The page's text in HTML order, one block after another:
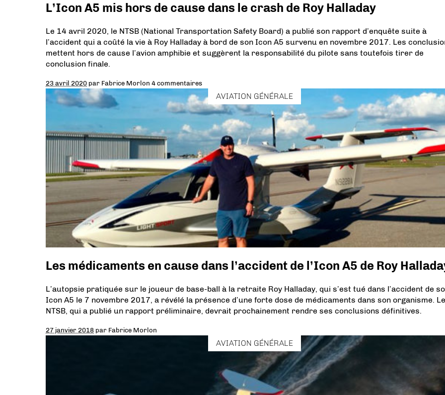
L’Icon A5 mis hors de cause dans le crash de Roy Halladay
Le 14 avril 2020, le NTSB (National Transportation Safety Board) a publié son rapport d’enquête suite à
l’accident qui a coûté la vie à Roy Halladay à bord de son Icon A5 survenu en novembre 2017. Les
mettent hors de cause l’avion amphibie et suggèrent la responsabilité du pilote sans toutefois tirer de
conclusion finale.
23 avril 2020 par Fabrice Morlon 4 commentaires
AVIATION GÉNÉRALE
Les médicaments en cause dans l’accident de l’Icon A5 de Roy
L’autopsie pratiquée sur le joueur de base-ball à la retraite Roy Halladay, qui s’est tué dans l’accident de
Icon A5 le 7 novembre 2017, a révélé la présence d’une forte dose de médicaments dans son organisme. Le
NTSB, qui a publié un rapport préliminaire, devrait prochainement rendre ses conclusions définitives.
27 janvier 2018 par Fabrice Morlon
AVIATION GÉNÉRALE